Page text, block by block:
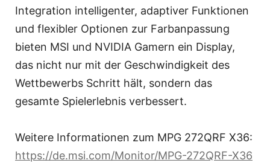
Integration intelligenter, adaptiver Funktionen
und flexibler Optionen zur Farbanpassung
bieten MSI und NVIDIA Gamern ein Display,
das nicht nur mit der Geschwindigkeit des
Wettbewerbs Schritt hält, sondern das
gesamte Spielerlebnis verbessert.
Weitere Informationen zum MPG 272QRF X36:
https://de.msi.com/Monitor/MPG-272QRF-X36